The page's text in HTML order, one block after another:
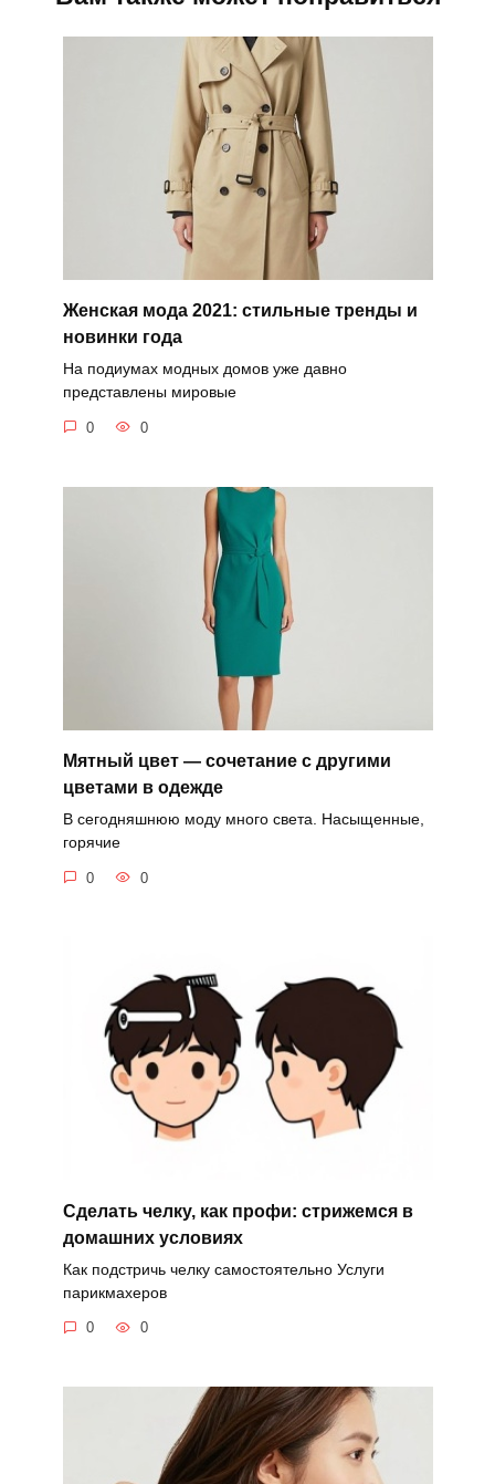
Женская мода 2021: стильные тренды и
новинки года
На подиумах модных домов уже давно
представлены мировые
0 0
Мятный цвет — сочетание с другими
цветами в одежде
В сегодняшнюю моду много света. Насыщенные,
горячие
0 0
Сделать челку, как профи: стрижемся в
домашних условиях
Как подстричь челку самостоятельно Услуги
парикмахеров
0 0